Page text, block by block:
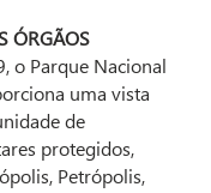
ÓRGÃOS
o Parque Nacional
uma vista
de
protegidos,
Petrópolis,